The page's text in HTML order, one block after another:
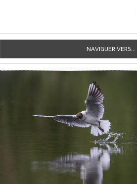
NAVIGUER VERS...